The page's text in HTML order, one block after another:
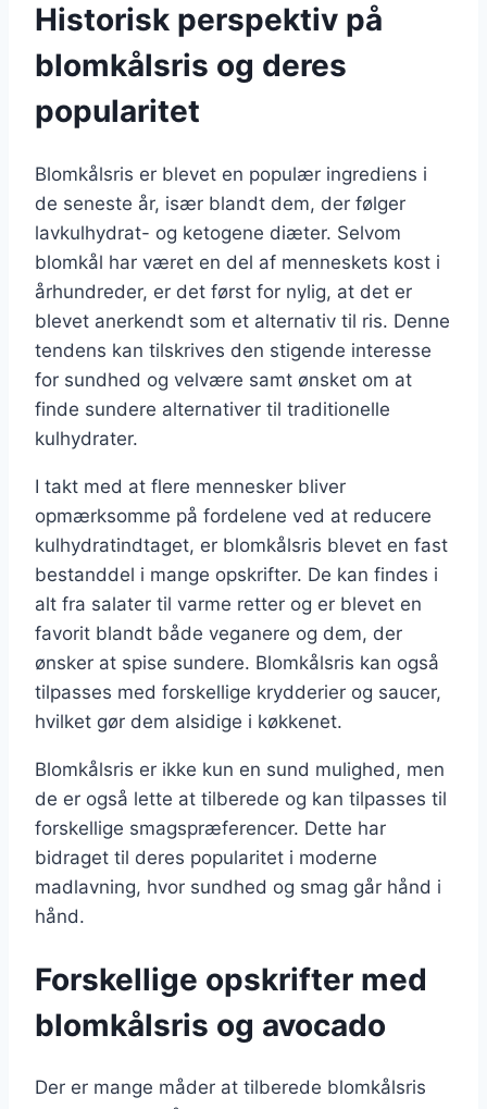
Historisk perspektiv på
blomkålsris og deres
popularitet
Blomkålsris er blevet en populær ingrediens i
de seneste år, især blandt dem, der følger
lavkulhydrat- og ketogene diæter. Selvom
blomkål har været en del af menneskets kost i
århundreder, er det først for nylig, at det er
blevet anerkendt som et alternativ til ris. Denne
tendens kan tilskrives den stigende interesse
for sundhed og velvære samt ønsket om at
finde sundere alternativer til traditionelle
kulhydrater.
I takt med at flere mennesker bliver
opmærksomme på fordelene ved at reducere
kulhydratindtaget, er blomkålsris blevet en fast
bestanddel i mange opskrifter. De kan findes i
alt fra salater til varme retter og er blevet en
favorit blandt både veganere og dem, der
ønsker at spise sundere. Blomkålsris kan også
tilpasses med forskellige krydderier og saucer,
hvilket gør dem alsidige i køkkenet.
Blomkålsris er ikke kun en sund mulighed, men
de er også lette at tilberede og kan tilpasses til
forskellige smagspræferencer. Dette har
bidraget til deres popularitet i moderne
madlavning, hvor sundhed og smag går hånd i
hånd.
Forskellige opskrifter med
blomkålsris og avocado
Der er mange måder at tilberede blomkålsris